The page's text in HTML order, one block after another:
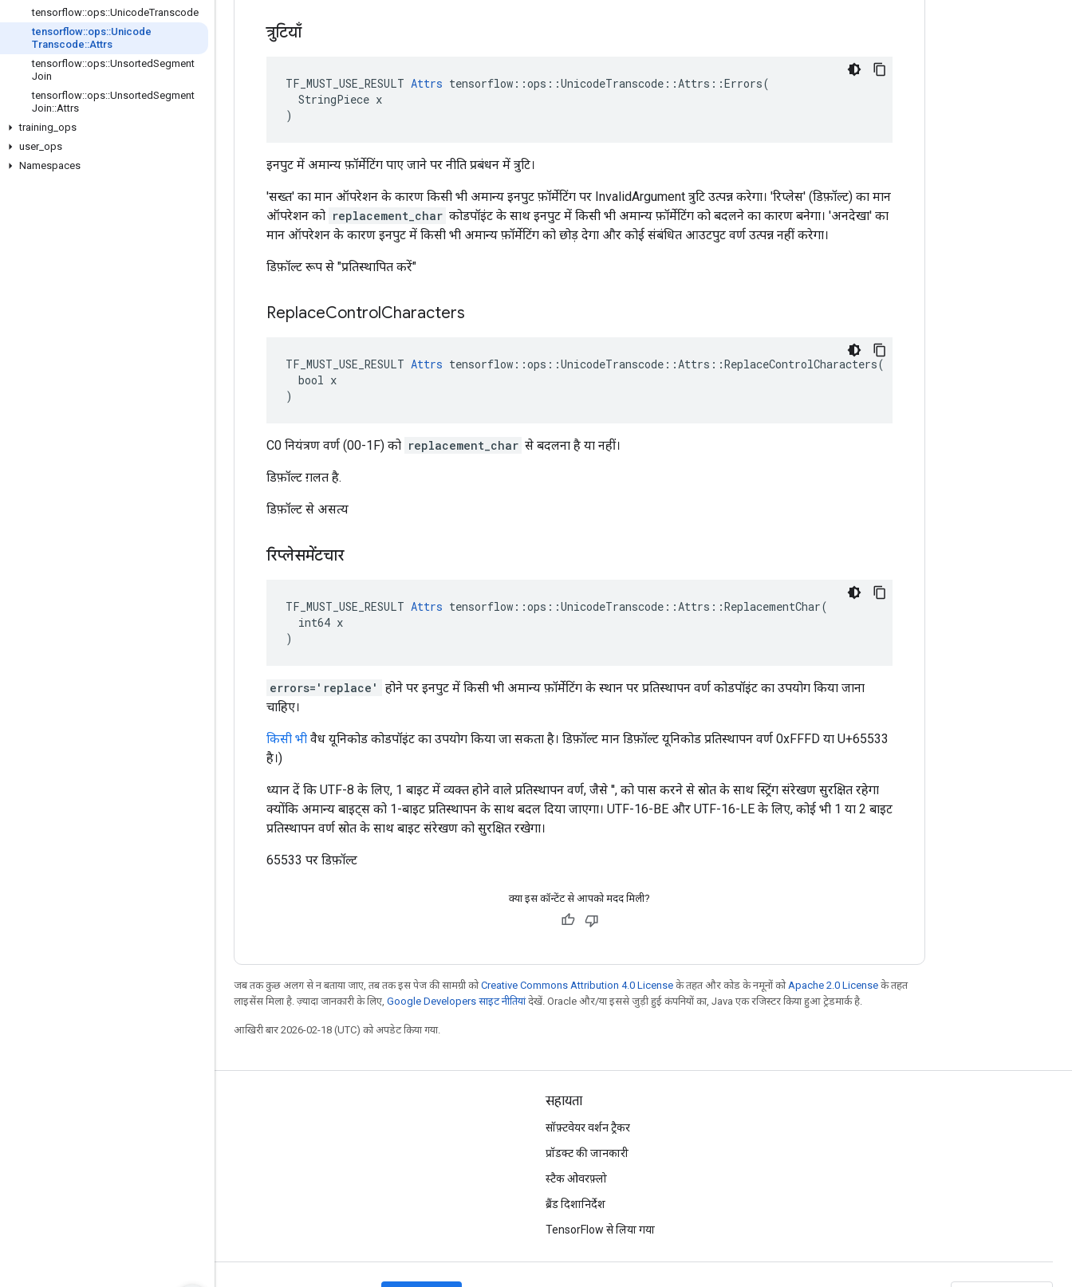
tensorflow::ops::UnicodeTranscode
tensorflow::ops::Unicode
Transcode::Attrs
tensorflow::ops::UnsortedSegment
Join
tensorflow::ops::UnsortedSegment
Join::Attrs
training ops
user_ ops
Namespaces
त्रुटियाँ
TF_MUST_USE_RESULT Attrs tensorflow::ops::UnicodeTranscode::Attrs::Errors(
  StringPiece x
)
इनपुट में अमान्य फ़ॉर्मेटिंग पाए जाने पर नीति प्रबंधन में त्रुटि।
'सख्त' का मान ऑपरेशन के कारण किसी भी अमान्य इनपुट फ़ॉर्मेटिंग पर InvalidArgument त्रुटि उत्पन्न करेगा। 'रिप्लेस' (डिफ़ॉल्ट) का मान
ऑपरेशन को replacement_char कोडपॉइंट के साथ इनपुट में किसी भी अमान्य फ़ॉर्मेटिंग को बदलने का कारण बनेगा। 'अनदेखा' का
मान ऑपरेशन के कारण इनपुट में किसी भी अमान्य फ़ॉर्मेटिंग को छोड़ देगा और कोई संबंधित आउटपुट वर्ण उत्पन्न नहीं करेगा।
डिफ़ॉल्ट रूप से "प्रतिस्थापित करें"
ReplaceControlCharacters
TF_MUST_USE_RESULT Attrs tensorflow::ops::UnicodeTranscode::Attrs::ReplaceControlCharacters(
  bool x
)
C0 नियंत्रण वर्ण (00-1F) को replacement_char से बदलना है या नहीं।
डिफ़ॉल्ट ग़लत है.
डिफ़ॉल्ट से असत्य
रिप्लेसमेंटचार
TF_MUST_USE_RESULT Attrs tensorflow::ops::UnicodeTranscode::Attrs::ReplacementChar(
  int64 x
)
errors='replace'
होने पर इनपुट में किसी भी अमान्य फ़ॉर्मेटिंग के स्थान पर प्रतिस्थापन वर्ण कोडपॉइंट का उपयोग किया जाना
चाहिए।
किसी भी वैध यूनिकोड कोडपॉइंट का उपयोग किया जा सकता है। डिफ़ॉल्ट मान डिफ़ॉल्ट यूनिकोड प्रतिस्थापन वर्ण 0xFFFD या U+65533
है।)
ध्यान दें कि UTF-8 के लिए, 1 बाइट में व्यक्त होने वाले प्रतिस्थापन वर्ण, जैसे '', को पास करने से स्रोत के साथ स्ट्रिंग संरेखण सुरक्षित रहेगा
क्योंकि अमान्य बाइट्स को 1-बाइट प्रतिस्थापन के साथ बदल दिया जाएगा। UTF-16-BE और UTF-16-LE के लिए, कोई भी 1 या 2 बाइट
प्रतिस्थापन वर्ण स्रोत के साथ बाइट संरेखण को सुरक्षित रखेगा।
65533 पर डिफ़ॉल्ट
क्या इस कॉन्टेंट से आपको मदद मिली?
जब तक कुछ अलग से न बताया जाए, तब तक इस पेज की सामग्री कोCreative Commons Attribution 4.0 License के तहत और कोड के नमूनों को Apache 2.0 License के तहत
लाइसेंस मिला है. ज़्यादा जानकारी के लिए, Google Developers साइट नीतियांदेखें. Oracle और/या इससे जुड़ी हुई कंपनियों का, Java एक रजिस्टर किया हुआ ट्रेडमार्क है.
आखिरी बार 2026-02-18 (UTC) को अपडेट किया गया.
सहायता
सॉफ़्टवेयर वर्शन ट्रैकर
प्रॉडक्ट की जानकारी
स्टैक ओवरफ़्लो
ब्रैंड दिशानिर्देश
TensorFlow से लिया गया